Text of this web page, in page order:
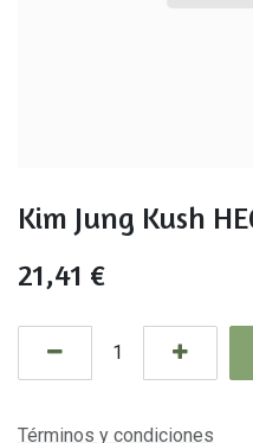
Kim Jung Kush
21,41 €
Términos y condiciones